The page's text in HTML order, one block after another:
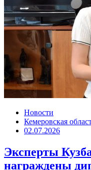
Новости
Кемеровская
02.07.2026
Эксперты
награждены